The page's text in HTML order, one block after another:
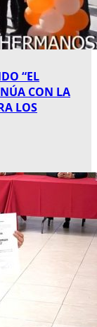
“EL
CON LA
LOS